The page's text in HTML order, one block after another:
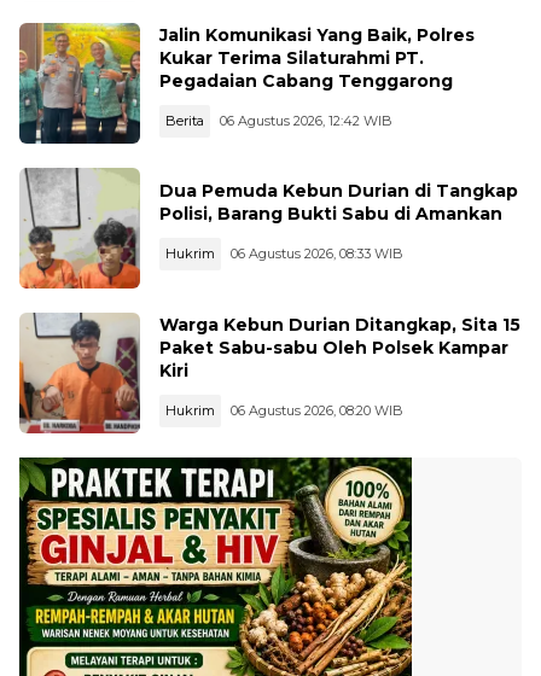
Jalin Komunikasi Yang Baik, Polres
Kukar Terima Silaturahmi PT.
Pegadaian Cabang Tenggarong
Berita 06 Agustus 2026, 12:42 WIB
Dua Pemuda Kebun Durian di Tangkap
Polisi, Barang Bukti Sabu di Amankan
Hukrim 06 Agustus 2026, 08:33 WIB
Warga Kebun Durian Ditangkap, Sita 15
Paket Sabu-sabu Oleh Polsek Kampar
Kiri
Hukrim 06 Agustus 2026, 08:20 WIB